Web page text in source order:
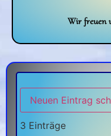
Wir freuen
3 Einträge